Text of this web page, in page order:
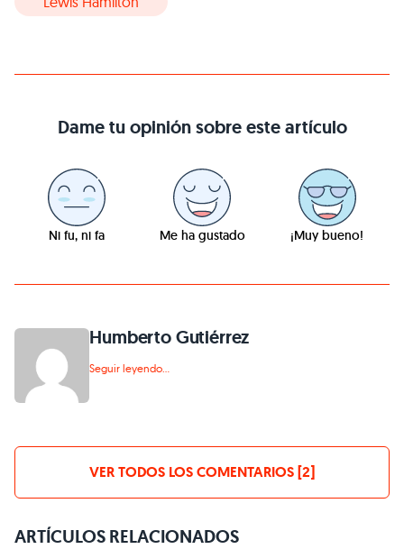
Dame tu opinión sobre este artículo
Ni fu, ni fa Me ha gustado ¡Muy bueno!
Humberto Gutiérrez
Seguir leyendo...
VER TODOS LOS COMENTARIOS [2]
ARTÍCULOS RELACIONADOS